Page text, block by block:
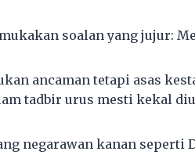
soalan yang jujur:
ancaman tetapi asas
tadbir urus mesti kekal
negarawan kanan